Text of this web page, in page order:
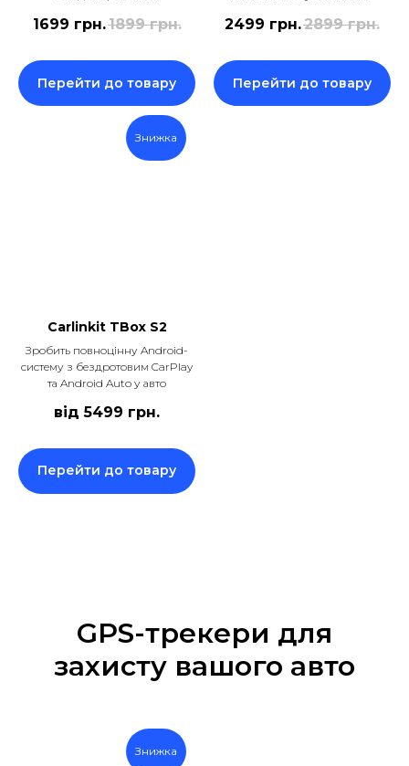
1699 грн.1899 грн.
Перейти до товару
2499 грн.2899 грн.
Перейти до товару
Знижка
Carlinkit TBox S2
Зробить повноцінну Android-
систему з бездротовим CarPlay
та Android Auto у авто
від 5499 грн.
Перейти до товару
GPS-трекери для
захисту вашого авто
Знижка